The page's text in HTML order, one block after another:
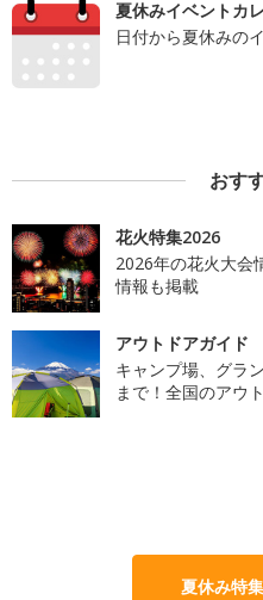
夏休みイベントカ
日付から夏休みの
おす
花火特集2026
2026年の花火大会
情報も掲載
アウトドアガイド
キャンプ場、グラ
まで！全国のアウ
夏休み特